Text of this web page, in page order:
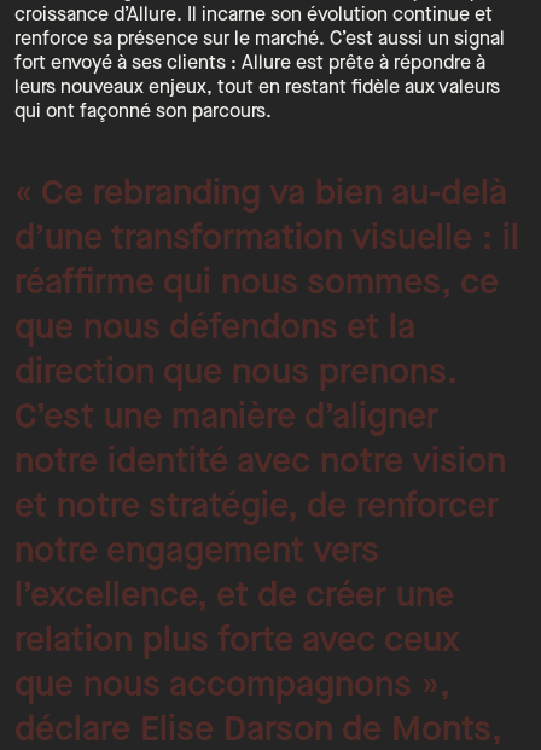
croissance d’Allure. Il incarne son évolution continue et
renforce sa présence sur le marché. C’est aussi un signal
fort envoyé à ses clients : Allure est prête à répondre à
leurs nouveaux enjeux, tout en restant fidèle aux valeurs
qui ont façonné son parcours.
« Ce rebranding va bien au-delà
d’une transformation visuelle : il
réaffirme qui nous sommes, ce
que nous défendons et la
direction que nous prenons.
C’est une manière d’aligner
notre identité avec notre vision
et notre stratégie, de renforcer
notre engagement vers
l’excellence, et de créer une
relation plus forte avec ceux
que nous accompagnons »,
déclare Elise Darson de Monts,